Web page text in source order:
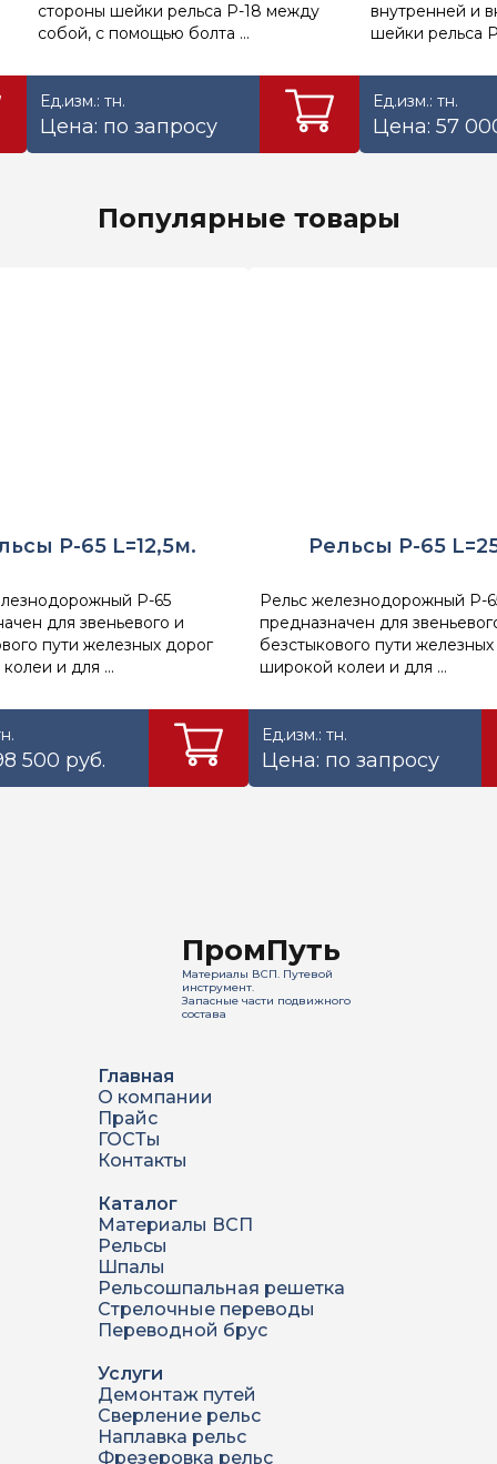
стороны шейки рельса Р-18 между
собой, с помощью болта ...
Ед.изм.: тн.
Цена: по запросу
внутренней и
шейки рельса
Ед.изм.: тн.
Цена: 57
Популярные товары
Р-65 L=12,5м.
Р-65
для звеньевого и
пути железных дорог
и для ...
500 руб.
Рельсы Р-65
Рельс железнодорожный Р-
предназначен для
безстыкового пути
широкой колеи и для ...
Ед.изм.: тн.
Цена: по запросу
ПромПуть
Материалы ВСП. Путевой
инструмент.
Запасные части подвижного
состава
Главная
О компании
Прайс
ГОСТы
Контакты
Каталог
Материалы ВСП
Рельсы
Шпалы
Рельсошпальная решетка
Стрелочные переводы
Переводной брус
Услуги
Демонтаж путей
Сверление рельс
Наплавка рельс
Фрезеровка рельс